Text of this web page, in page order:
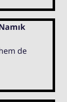
de